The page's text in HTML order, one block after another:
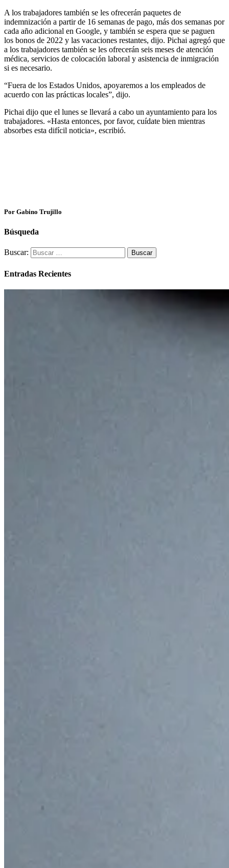
A los trabajadores también se les ofrecerán paquetes de
indemnización a partir de 16 semanas de pago, más dos semanas por
cada año adicional en Google, y también se espera que se paguen
los bonos de 2022 y las vacaciones restantes, dijo. Pichai agregó que
a los trabajadores también se les ofrecerán seis meses de atención
médica, servicios de colocación laboral y asistencia de inmigración
si es necesario.
“Fuera de los Estados Unidos, apoyaremos a los empleados de
acuerdo con las prácticas locales”, dijo.
Pichai dijo que el lunes se llevará a cabo un ayuntamiento para los
trabajadores. «Hasta entonces, por favor, cuídate bien mientras
absorbes esta difícil noticia», escribió.
Por Gabino Trujillo
Búsqueda
Buscar:
Entradas Recientes